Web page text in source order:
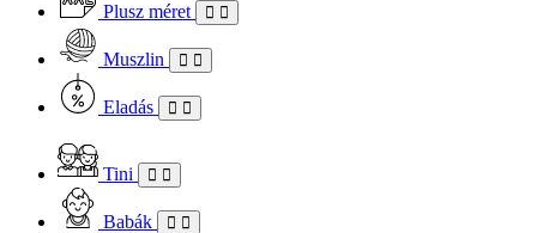
Plusz méret
Muszlin
Eladás
Tini
Babák